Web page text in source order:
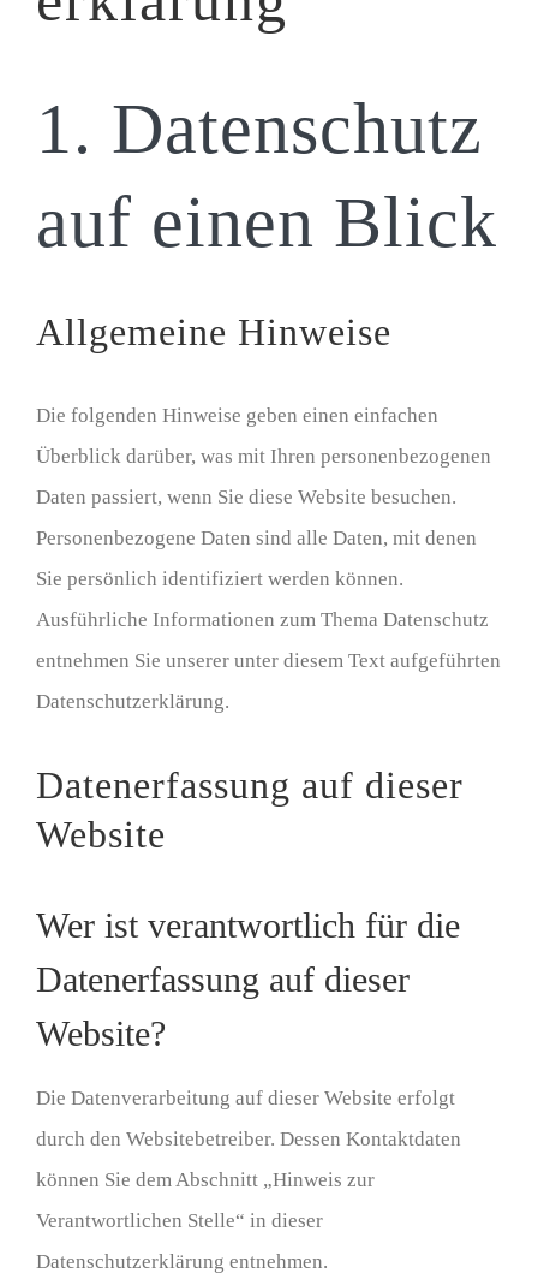
1. Datenschutz
auf einen Blick
Allgemeine Hinweise
Die folgenden Hinweise geben einen einfachen
Überblick darüber, was mit Ihren personenbezogenen
Daten passiert, wenn Sie diese Website besuchen.
Personenbezogene Daten sind alle Daten, mit denen
Sie persönlich identifiziert werden können.
Ausführliche Informationen zum Thema Datenschutz
entnehmen Sie unserer unter diesem Text aufgeführten
Datenschutzerklärung.
Datenerfassung auf dieser
Website
Wer ist verantwortlich für die
Datenerfassung auf dieser
Website?
Die Datenverarbeitung auf dieser Website erfolgt
durch den Websitebetreiber. Dessen Kontaktdaten
können Sie dem Abschnitt „Hinweis zur
Verantwortlichen Stelle“ in dieser
Datenschutzerklärung entnehmen.